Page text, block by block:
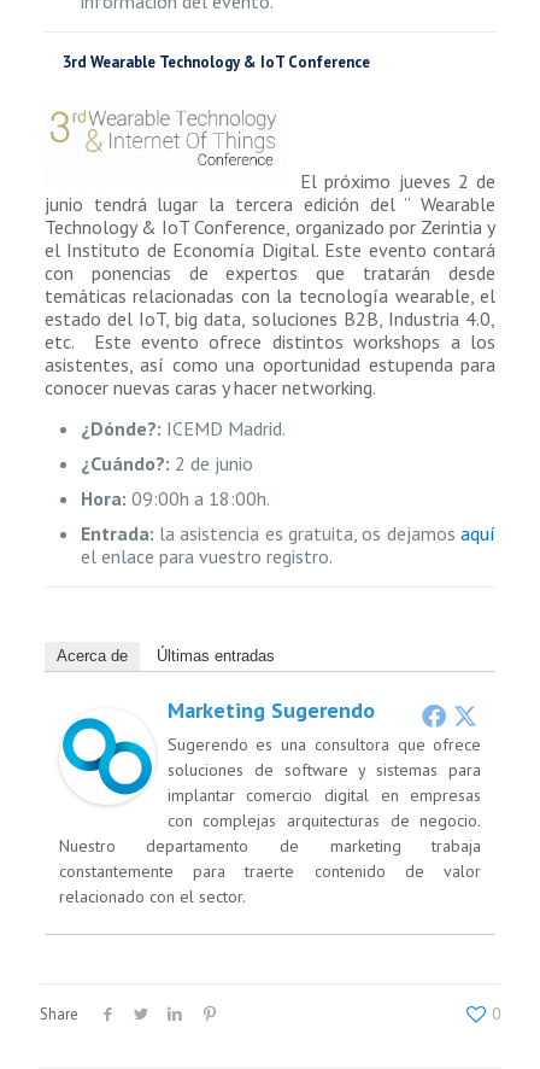
3rd Wearable Technology & IoT Conference
El próximo jueves 2 de
junio tendrá lugar la tercera edición del ” Wearable
Technology & IoT Conference, organizado por Zerintia y
el Instituto de Economía Digital. Este evento contará
con ponencias de expertos que tratarán desde
temáticas relacionadas con la tecnología wearable, el
estado del IoT, big data, soluciones B2B, Industria 4.0,
etc. Este evento ofrece distintos workshops a los
asistentes, así como una oportunidad estupenda para
conocer nuevas caras y hacer networking.
¿Dónde?: ICEMD Madrid.
¿Cuándo?: 2 de junio
Hora: 09:00h a 18:00h.
Entrada: la asistencia es gratuita, os dejamosaquí
el enlace para vuestro registro.
Acerca de Últimas entradas
Marketing Sugerendo
Sugerendo es una consultora que ofrece
soluciones de software y sistemas para
implantar comercio digital en empresas
con complejas arquitecturas de negocio.
Nuestro departamento de marketing trabaja
constantemente para traerte contenido de valor
relacionado con el sector.
Share 0